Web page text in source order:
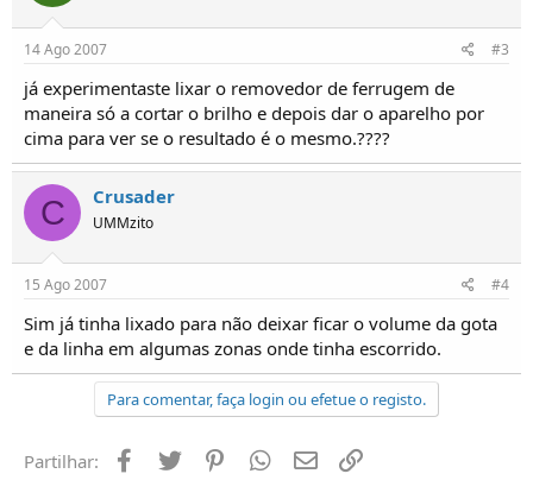
14 Ago 2007 #3
já experimentaste lixar o removedor de ferrugem de
maneira só a cortar o brilho e depois dar o aparelho por
cima para ver se o resultado é o mesmo.????
C Crusader
UMMzito
15 Ago 2007 #4
Sim já tinha lixado para não deixar ficar o volume da gota
e da linha em algumas zonas onde tinha escorrido.
Para comentar, faça login ou efetue o registo.
Partilhar: Facebook
Twitter PinterestWhatsapp
Email